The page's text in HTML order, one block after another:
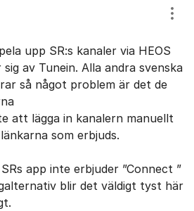
upp SR:s kanaler via HEOS
av Tunein. Alla andra svenska
så något problem är det de
att lägga in kanalern manuellt
som erbjuds.
app inte erbjuder ”Connect ”
blir det väldigt tyst här